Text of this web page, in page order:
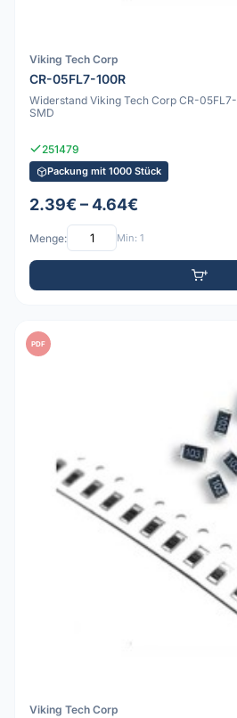
Viking Tech Corp
CR-05FL7-100R
Widerstand Viking Tech Corp CR-
SMD
251479
Packung mit 1000 Stück
2.39€ – 4.64€
Menge: Min: 1
PDF
Viking Tech Corp